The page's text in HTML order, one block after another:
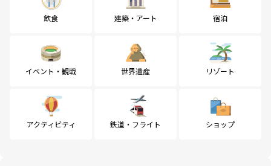
飲食 建築・アート 宿泊
イベント・観戦 世界遺産 リゾート
アクティビティ 鉄道・フライト ショップ